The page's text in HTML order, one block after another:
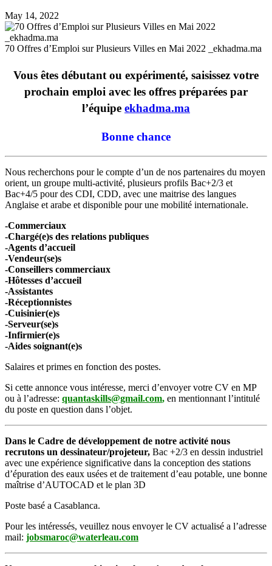
May 14, 2022
70 Offres d’Emploi sur Plusieurs Villes en Mai 2022 _ekhadma.ma
Vous êtes débutant ou expérimenté, saisissez votre
prochain emploi avec les offres préparées par
l’équipe ekhadma.ma
Bonne chance
Nous recherchons pour le compte d’un de nos partenaires du moyen
orient, un groupe multi-activité, plusieurs profils Bac+2/3 et
Bac+4/5 pour des CDI, CDD, avec une maitrise des langues
Anglaise et arabe et disponible pour une mobilité internationale.
-Commerciaux
-Chargé(e)s des relations publiques
-Agents d’accueil
-Vendeur(se)s
-Conseillers commerciaux
-Hôtesses d’accueil
-Assistantes
-Réceptionnistes
-Cuisinier(e)s
-Serveur(se)s
-Infirmier(e)s
-Aides soignant(e)s
Salaires et primes en fonction des postes.
Si cette annonce vous intéresse, merci d’envoyer votre CV en MP
ou à l’adresse: quantaskills@gmail.com, en mentionnant l’intitulé
du poste en question dans l’objet.
Dans le Cadre de développement de notre activité nous
recrutons un dessinateur/projeteur, Bac +2/3 en dessin industriel
avec une expérience significative dans la conception des stations
d’épuration des eaux usées et de traitement d’eau potable, une bonne
maîtrise d’AUTOCAD et le plan 3D
Poste basé a Casablanca.
Pour les intéressés, veuillez nous envoyer le CV actualisé a l’adresse
mail: jobsmaroc@waterleau.com